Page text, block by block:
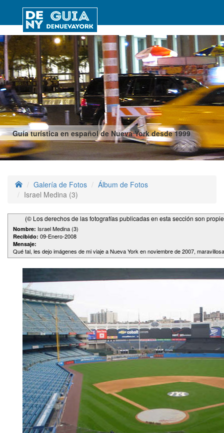
Guía turística en español de Nueva York desde 1999
Galería de Fotos
Álbum de Fotos
Israel Medina (3)
(© Los derechos de las fotografías publicadas en esta sección son
Nombre: Israel Medina (3)
Recibido: 09-Enero-2008
Mensaje:
Qué tal, les dejo imágenes de mi viaje a Nueva York en noviembre de 2007,